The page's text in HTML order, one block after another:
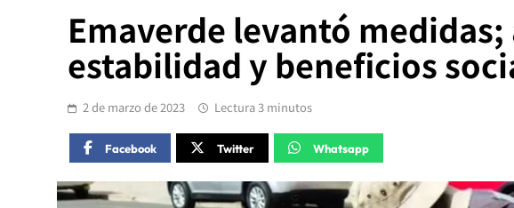
Emaverde levantó
estabilidad y beneficios
2 de marzo de 2023 Lectura 3 minutos
Facebook Twitter Whatsapp